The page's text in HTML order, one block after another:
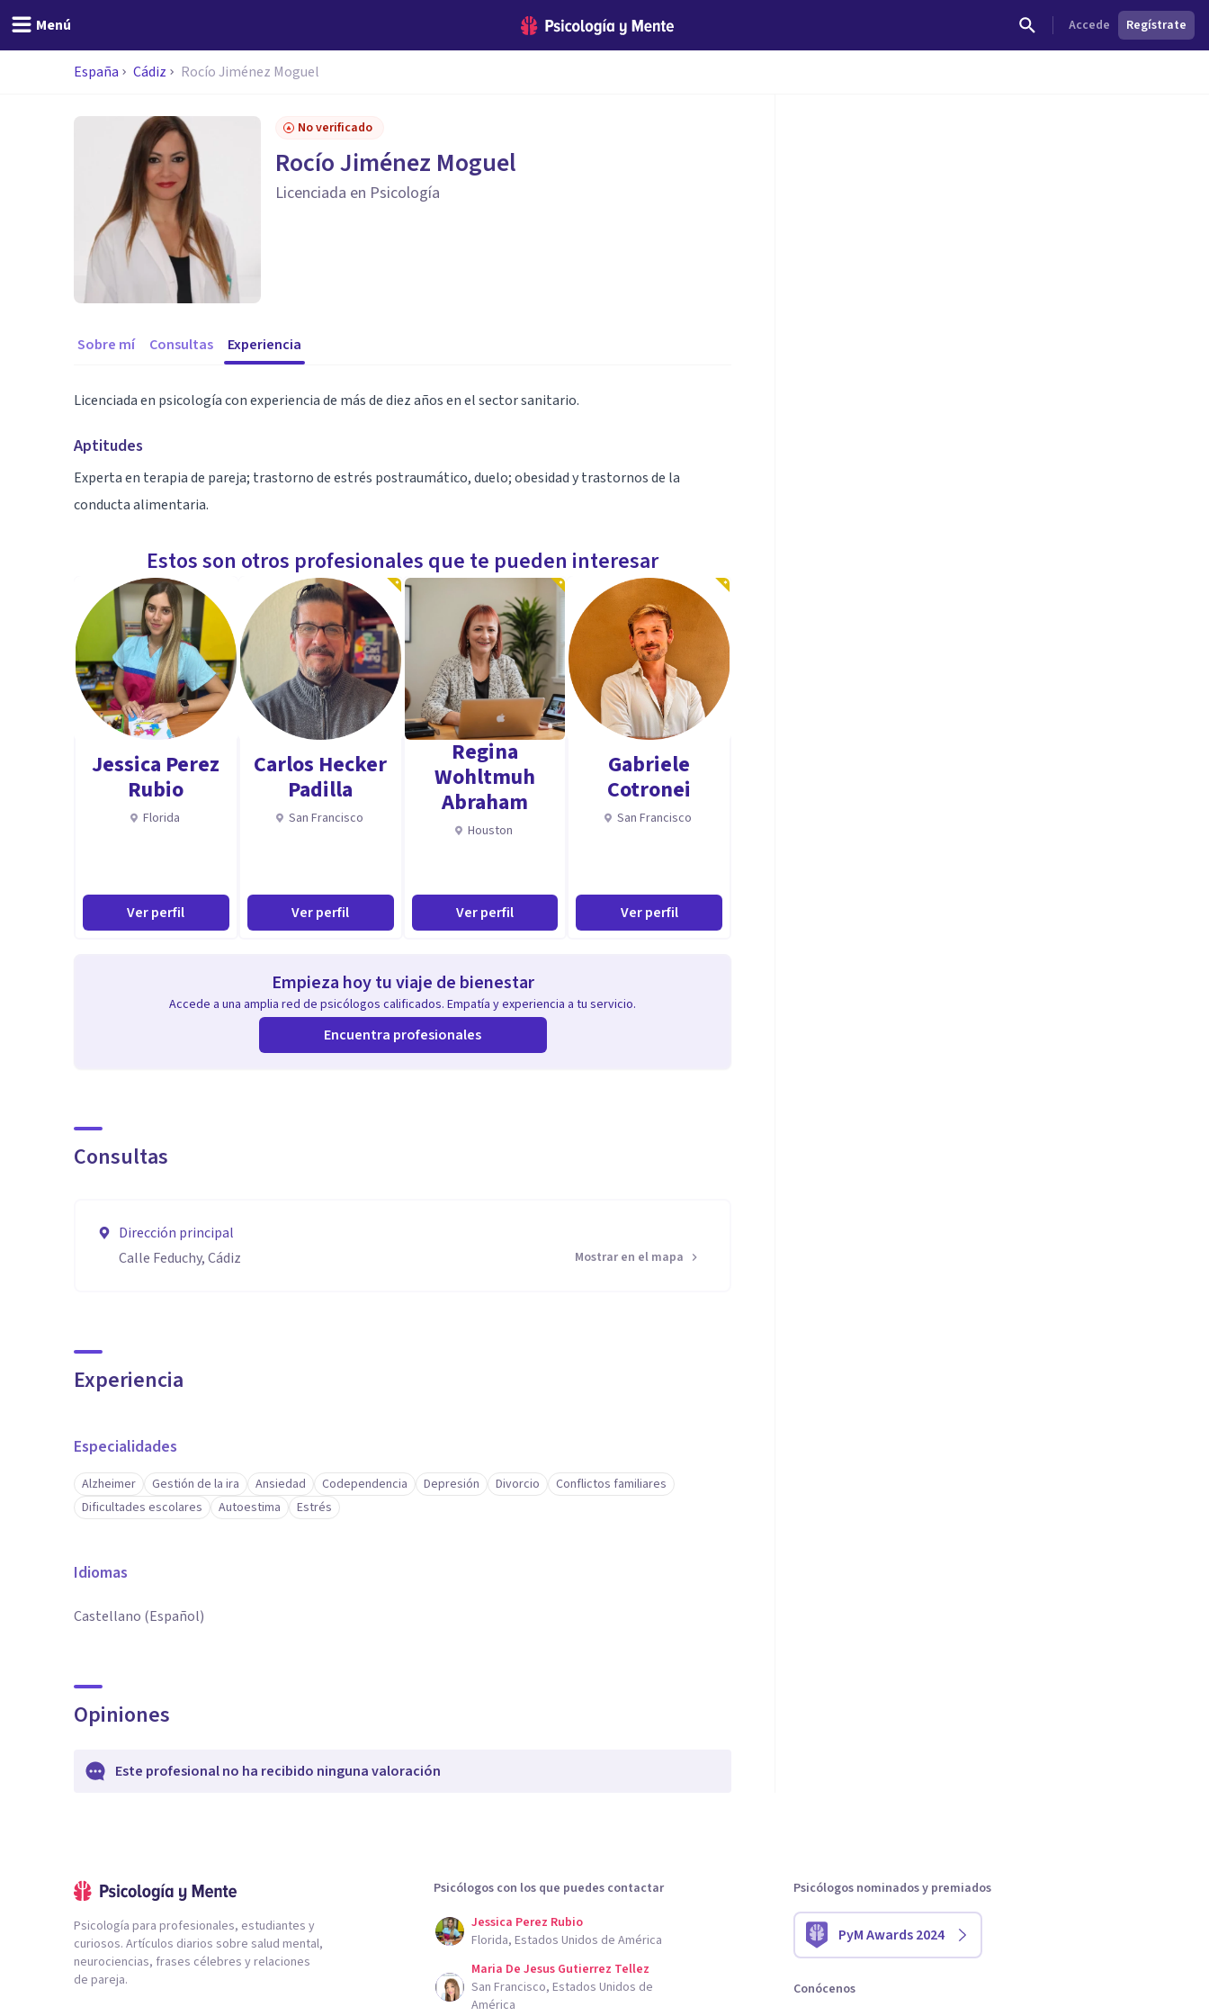
Menú Accede Regístrate
España Cádiz Rocío Jiménez Moguel
No verificado
Rocío Jiménez Moguel
Licenciada en Psicología
Sobre mí Consultas Experiencia
Licenciada en psicología con experiencia de más de diez años en el sector sanitario.
Aptitudes
Experta en terapia de pareja; trastorno de estrés postraumático, duelo; obesidad y trastornos de la
conducta alimentaria.
Estos son otros profesionales que te pueden interesar
Jessica Perez
Rubio
Florida
Ver perfil
Carlos Hecker
Padilla
San Francisco
Ver perfil
Regina
Wohltmuh
Abraham
Houston
Ver perfil
Gabriele
Cotronei
San Francisco
Ver perfil
Empieza hoy tu viaje de bienestar
Accede a una amplia red de psicólogos calificados. Empatía y experiencia a tu servicio.
Encuentra profesionales
Consultas
Dirección principal
Calle Feduchy, Cádiz
Mostrar en el mapa
Experiencia
Especialidades
Alzheimer Gestión de la ira Ansiedad Codependencia Depresión Divorcio
Conflictos familiares
Dificultades escolares
Autoestima Estrés
Idiomas
Castellano (Español)
Opiniones
Este profesional no ha recibido ninguna valoración
Psicología para profesionales, estudiantes y
curiosos. Artículos diarios sobre salud mental,
neurociencias, frases célebres y relaciones
de pareja.
Psicólogos con los que puedes contactar
Jessica Perez Rubio
Florida, Estados Unidos de América
Maria De Jesus Gutierrez Tellez
San Francisco, Estados Unidos de
América
Psicólogos nominados y premiados
PyM Awards 2024
Conócenos